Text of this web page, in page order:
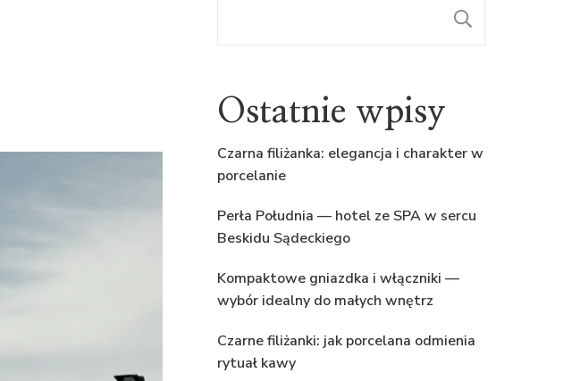
Ostatnie wpisy
Czarna filiżanka: elegancja i charakter w
porcelanie
Perła Południa — hotel ze SPA w sercu
Beskidu Sądeckiego
Kompaktowe gniazdka i włączniki —
wybór idealny do małych wnętrz
Czarne filiżanki: jak porcelana odmienia
rytuał kawy